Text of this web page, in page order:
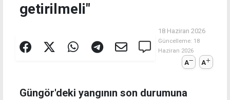
getirilmeli"
18 Haziran 2026
Güncelleme: 18
Haziran 2026
A A
Güngör'deki yangının son durumuna